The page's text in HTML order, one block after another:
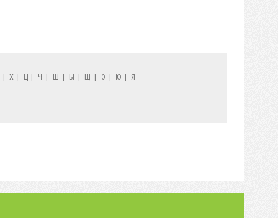
| Х | Ц | Ч | Ш | Ы | Щ | Э | Ю | Я